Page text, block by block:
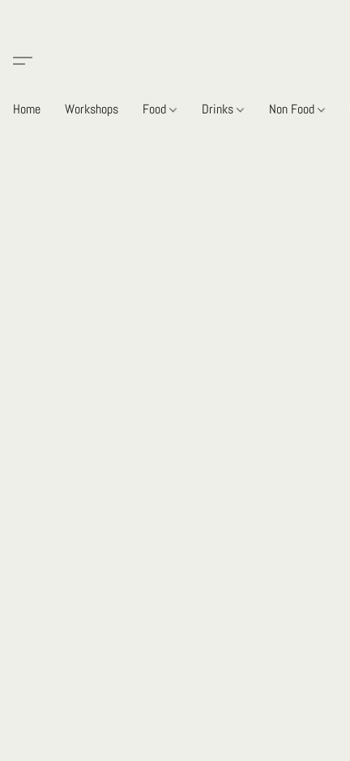
Home Workshops Food Drinks Non Food